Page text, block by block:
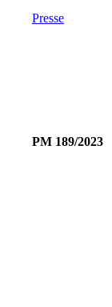
Presse
PM 189/2023